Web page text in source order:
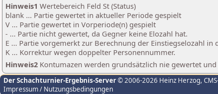
Hinweis1 Wertebereich Feld St (Status)
blank ... Partie gewertet in aktueller Periode gespielt
V ... Partie gewertet in Vorperiode(n) gespielt
- ... Partie nicht gewertet, da Gegner keine Elozahl hat.
E ... Partie vorgemerkt zur Berechnung der Einstiegselozahl in
K ... Korrektur wegen doppelter Personennummer.
Hinweis2 Kontumazen werden grundsätzlich nie gewertet
Der Schachturnier-Ergebnis-Server© 2006-2026 Heinz Herzog,
Impressum / Nutzungsbedingungen